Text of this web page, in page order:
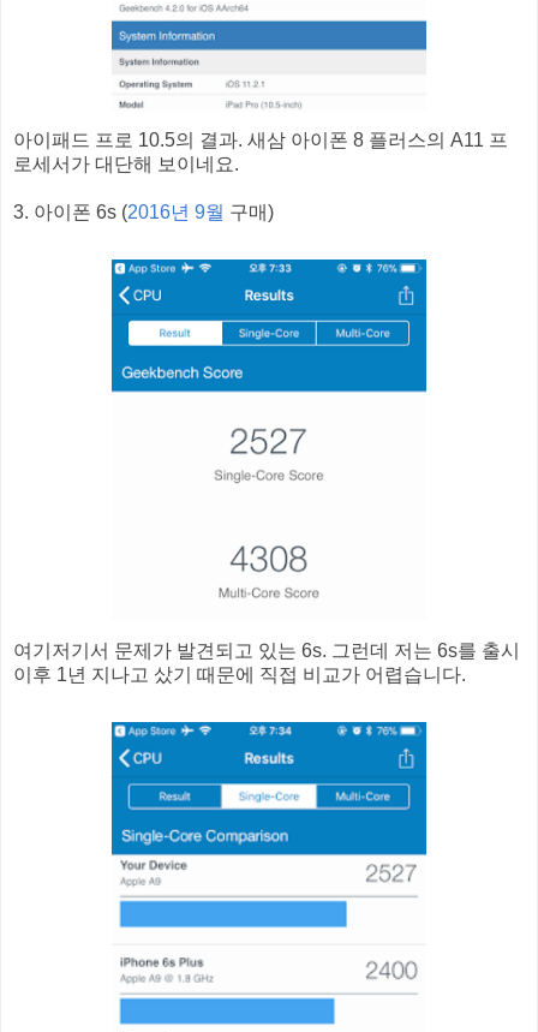
아이패드 프로 10.5의 결과. 새삼 아이폰 8 플러스의 A11 프
로세서가 대단해 보이네요.
3. 아이폰 6s (2016년 9월 구매)
여기저기서 문제가 발견되고 있는 6s. 그런데 저는 6s를 출시
이후 1년 지나고 샀기 때문에 직접 비교가 어렵습니다.